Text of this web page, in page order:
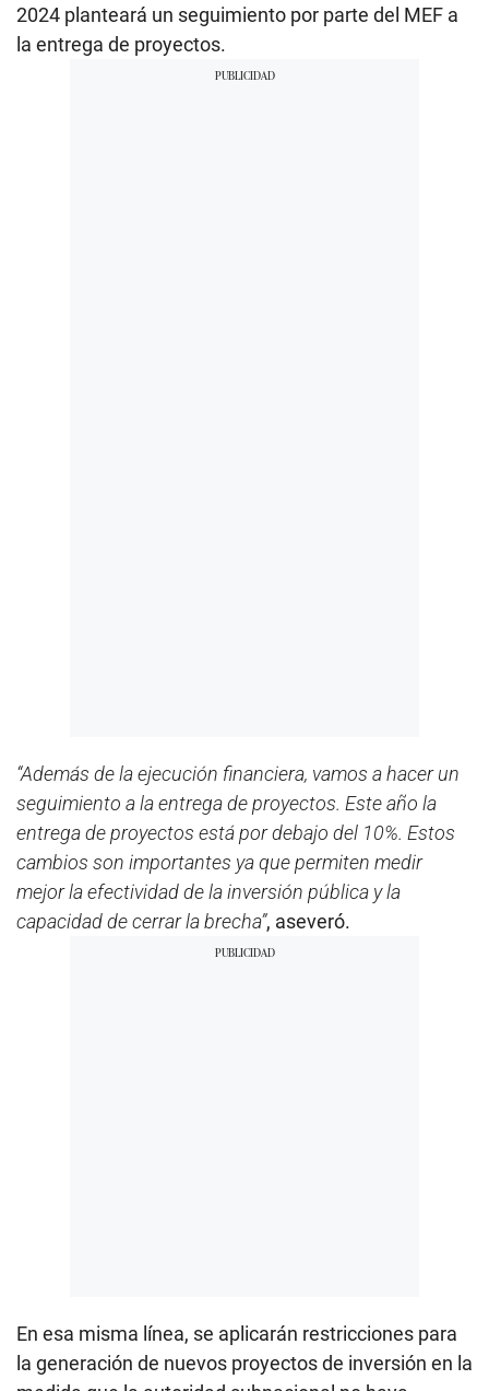
2024 planteará un seguimiento por parte del MEF a
la entrega de proyectos.
“Además de la ejecución financiera, vamos a hacer un
seguimiento a la entrega de proyectos. Este año la
entrega de proyectos está por debajo del 10%. Estos
cambios son importantes ya que permiten medir
mejor la efectividad de la inversión pública y la
capacidad de cerrar la brecha”, aseveró.
En esa misma línea, se aplicarán restricciones para
la generación de nuevos proyectos de inversión en la